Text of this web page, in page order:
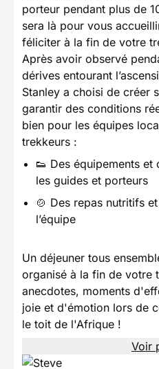
porteur pendant plus de
sera là pour vous
féliciter à la fin de votre
Après avoir observé
dérives entourant
Stanley a choisi de créer
garantir des conditions
bien pour les équipes
trekkeurs :
👟 Des équipements et
les guides et porteurs
🍲 Des repas nutritifs
l’équipe
Un déjeuner tous
organisé à la fin de votre
anecdotes, moments
joie et d'émotion lors de
le toit de l'Afrique !
Voir